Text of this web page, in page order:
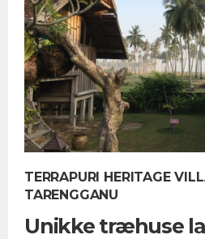
TERRAPURI HERITAGE
TARENGGANU
Unikke træhuse